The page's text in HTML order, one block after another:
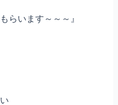
らいます～～～』